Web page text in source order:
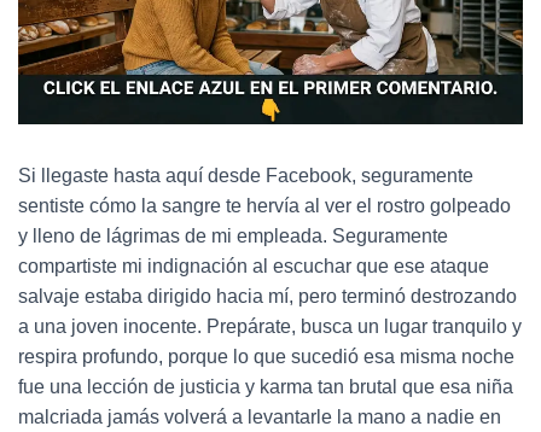
Si llegaste hasta aquí desde Facebook, seguramente
sentiste cómo la sangre te hervía al ver el rostro golpeado
y lleno de lágrimas de mi empleada. Seguramente
compartiste mi indignación al escuchar que ese ataque
salvaje estaba dirigido hacia mí, pero terminó destrozando
a una joven inocente. Prepárate, busca un lugar tranquilo y
respira profundo, porque lo que sucedió esa misma noche
fue una lección de justicia y karma tan brutal que esa niña
malcriada jamás volverá a levantarle la mano a nadie en